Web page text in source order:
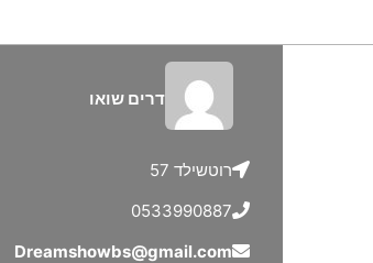
דרים שואו
רוטשילד 57
0533990887
Dreamshowbs@gmail.com